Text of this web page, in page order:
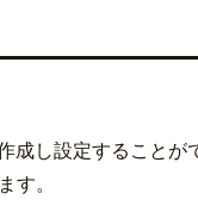
し設定することが
す。